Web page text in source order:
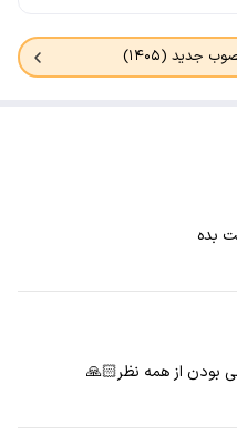
جدید (۱۴۰۵)
بده
بودن از همه نظر🙏🏻